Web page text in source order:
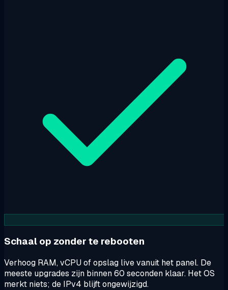
Schaal op zonder te rebooten
Verhoog RAM, vCPU of opslag live vanuit het panel. De
meeste upgrades zijn binnen 60 seconden klaar. Het OS
merkt niets; de IPv4 blijft ongewijzigd.